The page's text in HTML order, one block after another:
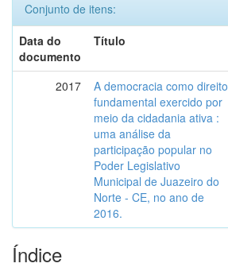
Conjunto de itens:
Data do
documento
Título
2017
A democracia como direito
fundamental exercido por
meio da cidadania ativa :
uma análise da
participação popular no
Poder Legislativo
Municipal de Juazeiro do
Norte - CE, no ano de
2016.
Índice